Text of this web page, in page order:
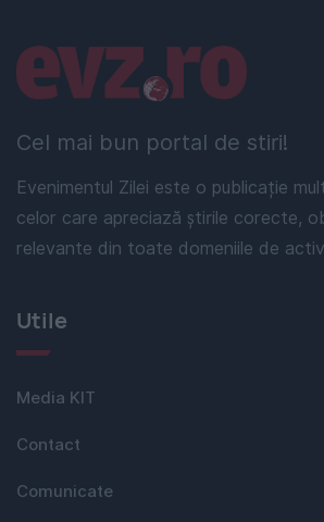
Cel mai bun portal de stiri!
Evenimentul Zilei este o publicație
celor care apreciază știrile corecte,
relevante din toate domeniile de
Linkuri utile
Utile
Media KIT
Contact
Comunicate